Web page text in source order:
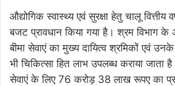
औद्योगिक स्वास्थ्य एवं सुरक्षा हेतु चालू
बजट प्रावधान किया गया है। श्रम विभाग के
बीमा सेवाएं का मुख्य दायित्व श्रमिकों एवं
भी चिकित्सा हित लाभ उपलब्ध कराया जाता
सेवाएं के लिए 76 करोड़ 38 लाख रूपए का